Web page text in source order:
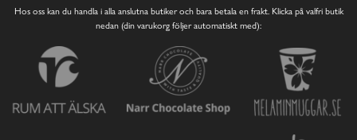
Hos oss kan du handla i alla anslutna butiker och bara betala en frakt. Klicka på valfri butik
nedan (din varukorg följer automatiskt med):